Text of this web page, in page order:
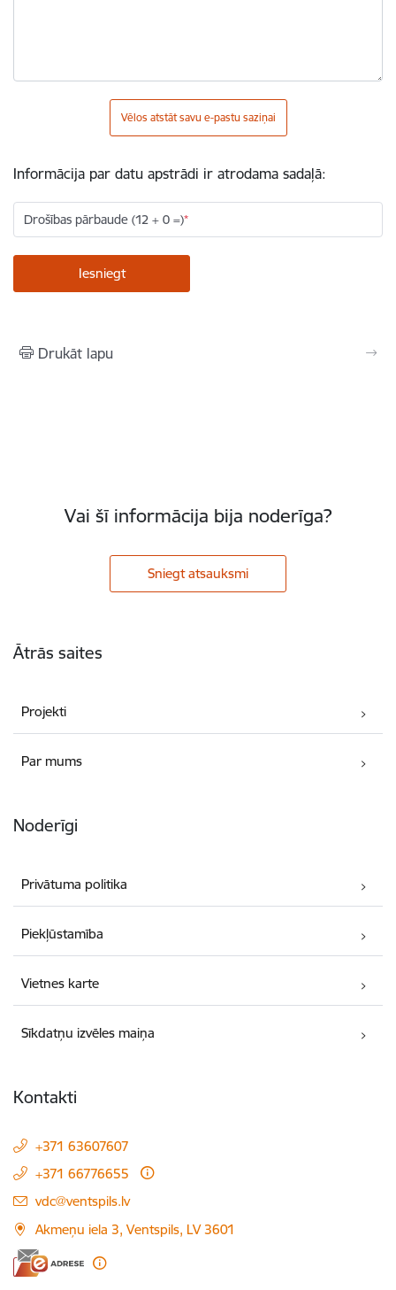
Vēlos atstāt savu e-pastu saziņai
Informācija par datu apstrādi ir atrodama sadaļā:
Drošības pārbaude (12 + 0 =)
Drukāt lapu
Vai šī informācija bija noderīga?
Sniegt atsauksmi
Ātrās saites
Projekti
Par mums
Noderīgi
Privātuma politika
Piekļūstamība
Vietnes karte
Sīkdatņu izvēles maiņa
Kontakti
+371 63607607
+371 66776655
E-pasts:
vdc@ventspils.lv
Akmeņu iela 3, Ventspils, LV 3601